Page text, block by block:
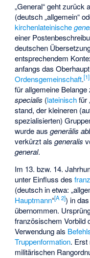
„General“ geht zurück
(deutsch „allgemein“
kirchenlateinische
einer
deutschen
entsprechendem
anfangs das
Ordensgemeinschaft.[1]
für allgemeine
specialis (lateinischfür
stand, der kleineren
spezialisierten)
wurde ausgenerālis
verkürzt alsgeneralis
general.
Im 13. bzw. 14.
unter Einfluss des
(deutsch in etwa:
Hauptmann“[A 2]) in
übernommen.
französischem Vorbild
Verwendung als
Truppenformation. Erst
militärischen